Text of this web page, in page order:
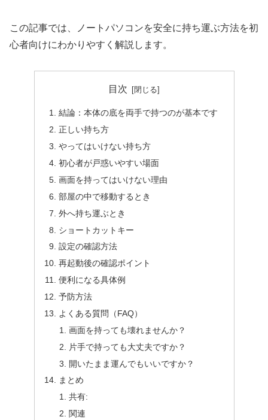
この記事では、ノートパソコンを安全に持ち運ぶ方法を初
心者向けにわかりやすく解説します。
目次
結論：本体の底を両手で持つのが基本です
正しい持ち方
やってはいけない持ち方
初心者が戸惑いやすい場面
画面を持ってはいけない理由
部屋の中で移動するとき
外へ持ち運ぶとき
ショートカットキー
設定の確認方法
再起動後の確認ポイント
便利になる具体例
予防方法
よくある質問（FAQ）
画面を持っても壊れませんか？
片手で持っても大丈夫ですか？
開いたまま運んでもいいですか？
まとめ
共有:
関連